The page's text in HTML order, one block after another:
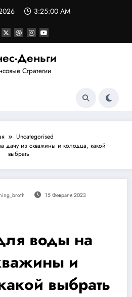
3:25:01 AM
Деньги
Стратегии
Uncategorised
дачу из скважины и колодца, какой
выбрать
15 Февраля 2023
воды на
и
выбрать